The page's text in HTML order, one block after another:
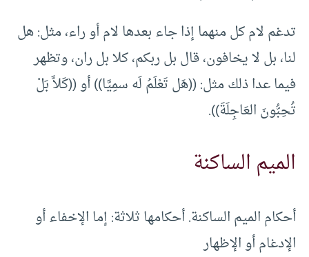
تدغم لام كل منهما إذا جاء بعدها لام أو راء، مثل: هل
لنا، بل لا يخافون، قال بل ربكم، كلا بل ران، وتظهر
فيما عدا ذلك مثل: ((هَل تَعْلَمُ لَه سمِيَّا)) أو ((كَلاَّ بَلْ
تُحِبُّونَ العَاجِلَةَ)).
الميم الساكنة
أحكام الميم الساكنة. أحكامها ثلاثة: إما الإخفاء أو
الإدغام أو الإظهار